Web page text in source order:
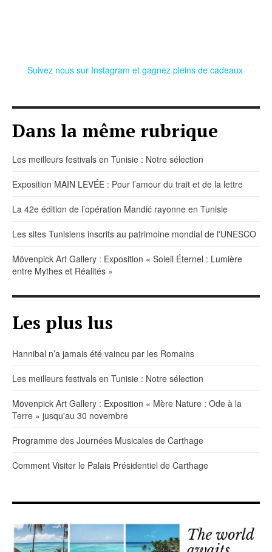
Suivez nous sur Instagram et gagnez pleins de cadeaux
Dans la même rubrique
Les meilleurs festivals en Tunisie : Notre sélection
Exposition MAIN LEVÉE : Pour l’amour du trait et de la lettre
La 42e édition de l’opération Mandić rayonne en Tunisie
Les sites Tunisiens inscrits au patrimoine mondial de l'UNESCO
Mövenpick Art Gallery : Exposition « Soleil Éternel : Lumière
entre Mythes et Réalités »
Les plus lus
Hannibal n’a jamais été vaincu par les Romains
Les meilleurs festivals en Tunisie : Notre sélection
Mövenpick Art Gallery : Exposition « Mère Nature : Ode à la
Terre » jusqu'au 30 novembre
Programme des Journées Musicales de Carthage
Comment Visiter le Palais Présidentiel de Carthage